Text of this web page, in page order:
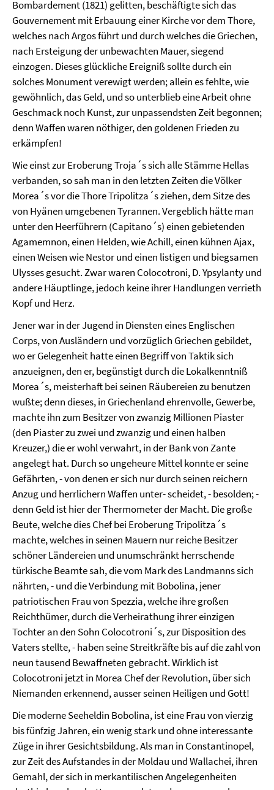
Bombardement (1821) gelitten, beschäftigte sich das
Gouvernement mit Erbauung einer Kirche vor dem Thore,
welches nach Argos führt und durch welches die Griechen,
nach Ersteigung der unbewachten Mauer, siegend
einzogen. Dieses glückliche Ereigniß sollte durch ein
solches Monument verewigt werden; allein es fehlte, wie
gewöhnlich, das Geld, und so unterblieb eine Arbeit ohne
Geschmack noch Kunst, zur unpassendsten Zeit begonnen;
denn Waffen waren nöthiger, den goldenen Frieden zu
erkämpfen!
Wie einst zur Eroberung Troja´s sich alle Stämme Hellas
verbanden, so sah man in den letzten Zeiten die Völker
Morea´s vor die Thore Tripolitza´s ziehen, dem Sitze des
von Hyänen umgebenen Tyrannen. Vergeblich hätte man
unter den Heerführern (Capitano´s) einen gebietenden
Agamemnon, einen Helden, wie Achill, einen kühnen Ajax,
einen Weisen wie Nestor und einen listigen und biegsamen
Ulysses gesucht. Zwar waren Colocotroni, D. Ypsylanty und
andere Häuptlinge, jedoch keine ihrer Handlungen verrieth
Kopf und Herz.
Jener war in der Jugend in Diensten eines Englischen
Corps, von Ausländern und vorzüglich Griechen gebildet,
wo er Gelegenheit hatte einen Begriff von Taktik sich
anzueignen, den er, begünstigt durch die Lokalkenntniß
Morea´s, meisterhaft bei seinen Räubereien zu benutzen
wußte; denn dieses, in Griechenland ehrenvolle, Gewerbe,
machte ihn zum Besitzer von zwanzig Millionen Piaster
(den Piaster zu zwei und zwanzig und einen halben
Kreuzer,) die er wohl verwahrt, in der Bank von Zante
angelegt hat. Durch so ungeheure Mittel konnte er seine
Gefährten, - von denen er sich nur durch seinen reichern
Anzug und herrlichern Waffen unter- scheidet, - besolden; -
denn Geld ist hier der Thermometer der Macht. Die große
Beute, welche dies Chef bei Eroberung Tripolitza´s
machte, welches in seinen Mauern nur reiche Besitzer
schöner Ländereien und unumschränkt herrschende
türkische Beamte sah, die vom Mark des Landmanns sich
nährten, - und die Verbindung mit Bobolina, jener
patriotischen Frau von Spezzia, welche ihre großen
Reichthümer, durch die Verheirathung ihrer einzigen
Tochter an den Sohn Colocotroni´s, zur Disposition des
Vaters stellte, - haben seine Streitkräfte bis auf die zahl von
neun tausend Bewaffneten gebracht. Wirklich ist
Colocotroni jetzt in Morea Chef der Revolution, über sich
Niemanden erkennend, ausser seinen Heiligen und Gott!
Die moderne Seeheldin Bobolina, ist eine Frau von vierzig
bis fünfzig Jahren, ein wenig stark und ohne interessante
Züge in ihrer Gesichtsbildung. Als man in Constantinopel,
zur Zeit des Aufstandes in der Moldau und Wallachei, ihren
Gemahl, der sich in merkantilischen Angelegenheiten